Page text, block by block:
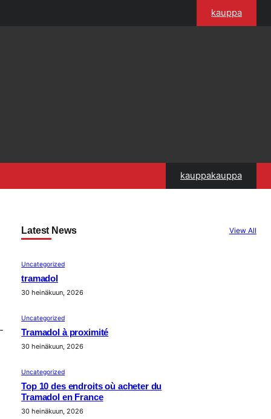
kauppa
kauppakauppa
Latest News View All
Uncategorized
tramadol
30 heinäkuun, 2026
Uncategorized
Tramadol à proximité
30 heinäkuun, 2026
Uncategorized
Top 10 des endroits où acheter du
Tramadol en France
30 heinäkuun, 2026